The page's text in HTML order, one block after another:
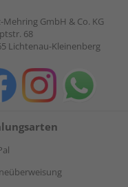
Mehring GmbH & Co. KG
68
Lichtenau-Kleinenberg